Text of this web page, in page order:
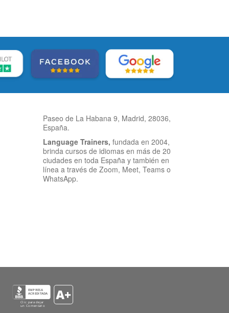
Paseo de La Habana 9, Madrid, 28036,
España.
Language Trainers, fundada en 2004,
brinda cursos de idiomas en más de 20
ciudades en toda España y también en
línea a través de Zoom, Meet, Teams o
WhatsApp.